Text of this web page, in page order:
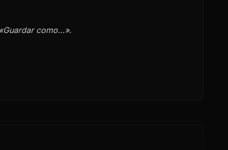
«Guardar como…».